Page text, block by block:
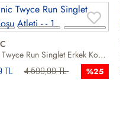
X-bionic Twyce Run Singlet Erkek Koşu Atleti
TL 4.599,99 TL %25